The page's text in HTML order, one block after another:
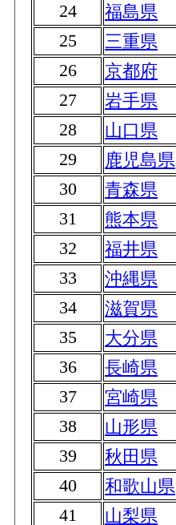
24
福島県
25
三重県
26
京都府
27
岩手県
28
山口県
29
鹿児島県
30
青森県
31
熊本県
32
福井県
33
沖縄県
34
滋賀県
35
大分県
36
長崎県
37
宮崎県
38
山形県
39
秋田県
40
和歌山県
41
山梨県